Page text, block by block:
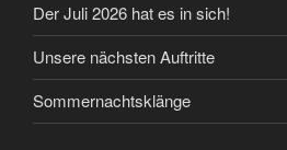
Der Juli 2026 hat es in sich!
Unsere nächsten Auftritte
Sommernachtsklänge